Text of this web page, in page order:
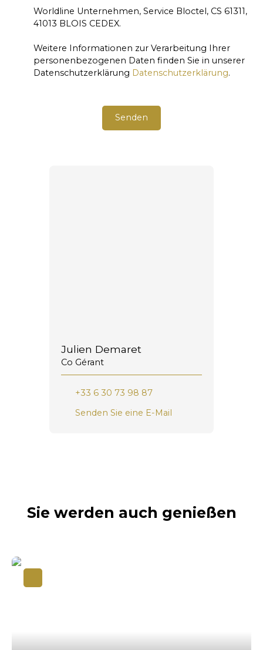
Worldline Unternehmen, Service Bloctel, CS 61311,
41013 BLOIS CEDEX.
Weitere Informationen zur Verarbeitung Ihrer
personenbezogenen Daten finden Sie in unserer
Datenschutzerklärung Datenschutzerklärung.
Senden
Julien Demaret
Co Gérant
+33 6 30 73 98 87
Senden Sie eine E-Mail
Sie werden auch genießen